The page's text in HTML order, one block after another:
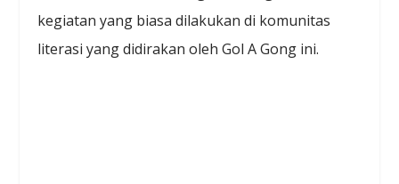
kegiatan yang biasa dilakukan di komunitas
literasi yang didirakan oleh Gol A Gong ini.